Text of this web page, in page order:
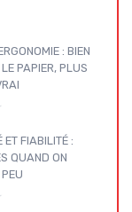
: BIEN
PAPIER, PLUS
ET FIABILITÉ :
QUAND ON